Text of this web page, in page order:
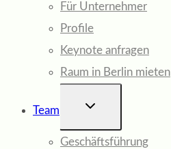
Für Unternehmer
Profile
Keynote anfragen
Raum in Berlin mieten
Team
UNTERMENÜ
Geschäftsführung